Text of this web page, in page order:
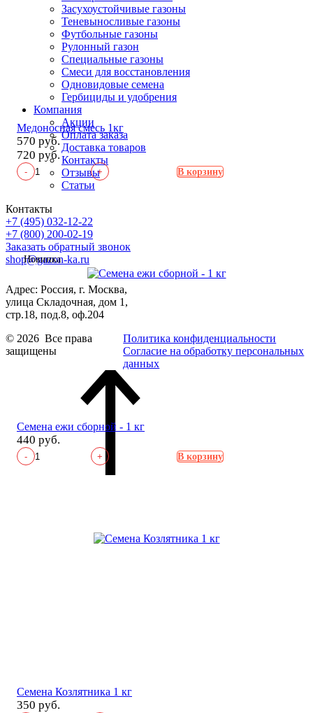
Медоносная смесь 1кг
570 руб.
720 руб.
- + В корзину
Новинка
Семена ежи сборной - 1 кг
440 руб.
- + В корзину
Семена Козлятника 1 кг
350 руб.
Засухоустойчивые газоны
Теневыносливые газоны
Футбольные газоны
Рулонный газон
Специальные газоны
Смеси для восстановления
Одновидовые семена
Гербициды и удобрения
Компания
Акции
Оплата заказа
Доставка товаров
Контакты
Отзывы
Статьи
Контакты
+7 (495) 032-12-22
+7 (800) 200-02-19
Заказать обратный звонок
shop@gazon-ka.ru
Адрес: Россия, г. Москва,
улица Складочная, дом 1,
стр.18, под.8, оф.204
© 2026 Все права
защищены
Политика конфиденциальности
Согласие на обработку персональных
данных